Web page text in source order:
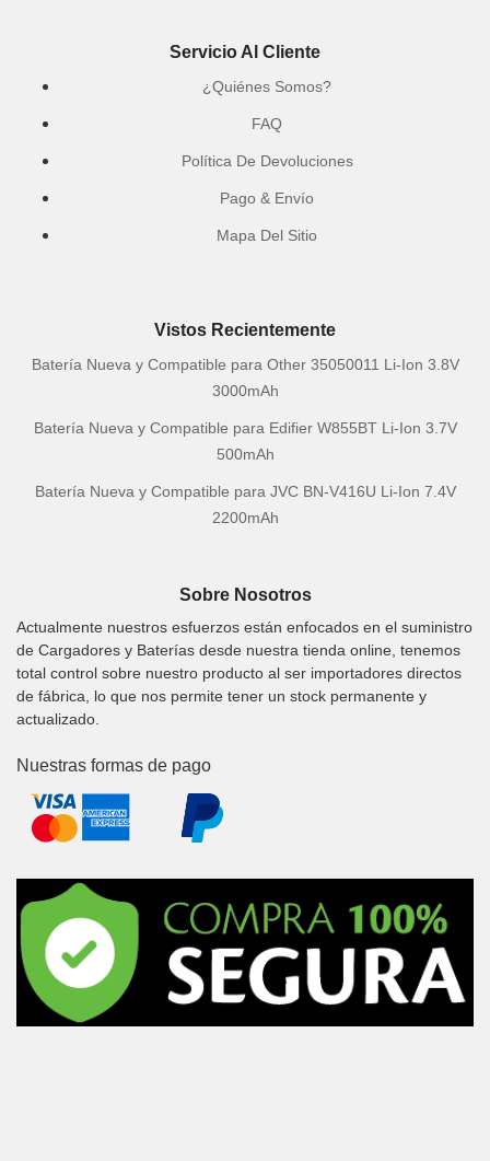
Servicio Al Cliente
¿Quiénes Somos?
FAQ
Política De Devoluciones
Pago & Envío
Mapa Del Sitio
Vistos Recientemente
Batería Nueva y Compatible para Other 35050011 Li-Ion 3.8V
3000mAh
Batería Nueva y Compatible para Edifier W855BT Li-Ion 3.7V
500mAh
Batería Nueva y Compatible para JVC BN-V416U Li-Ion 7.4V
2200mAh
Sobre Nosotros
Actualmente nuestros esfuerzos están enfocados en el suministro
de Cargadores y Baterías desde nuestra tienda online, tenemos
total control sobre nuestro producto al ser importadores directos
de fábrica, lo que nos permite tener un stock permanente y
actualizado.
Nuestras formas de pago